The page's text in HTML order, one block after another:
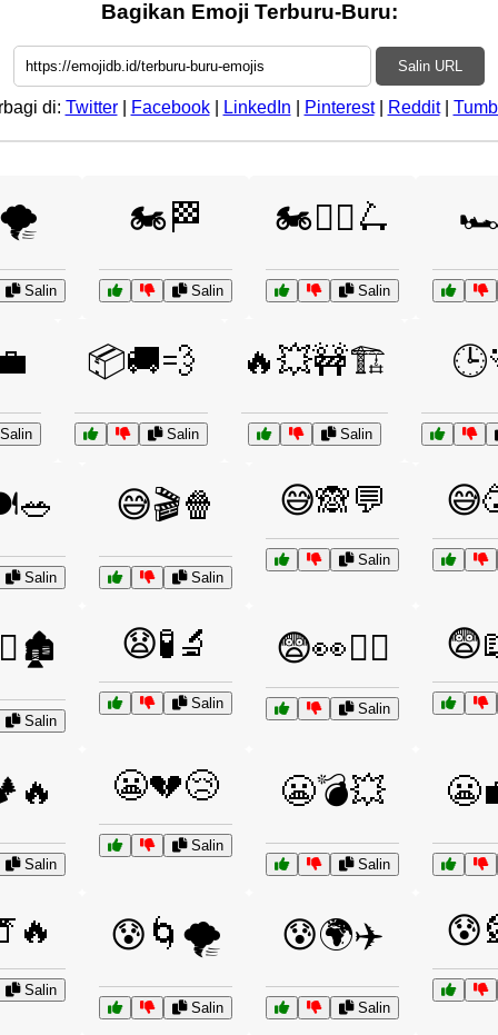
Bagikan Emoji Terburu-Buru:
Salin URL
di: Twitter| Facebook| LinkedIn Pinterest| Reddit|
Salin
🏍️🏁
Salin
🏍️🚴‍♂️🛴
Salin
📦🚚💨
Salin
🔥💥🚧🏗️
Salin
Salin
😅🎬🍿
Salin
😅🙈💬
Salin
Salin
😧🧪🔬
Salin
😨👀🏃‍♀️
Salin
Salin
😬💔😢
Salin
😬💣💥
Salin
Salin
😰🌀🌪️
Salin
😰🌍✈️
Salin